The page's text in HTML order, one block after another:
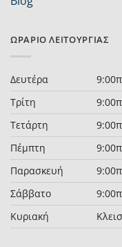
ΩΡΆΡΙΟ ΛΕΙΤΟΥΡΓΊΑΣ
Δευτέρα
Τρίτη
Τετάρτη
Πέμπτη
Παρασκευή
Σάββατο
Κυριακή